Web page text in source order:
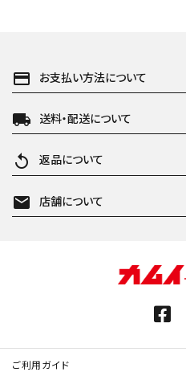
payment お支払い方法について
local_shipping 送料・配送について
replay 返品について
mail 店舗について
ご利用ガイド